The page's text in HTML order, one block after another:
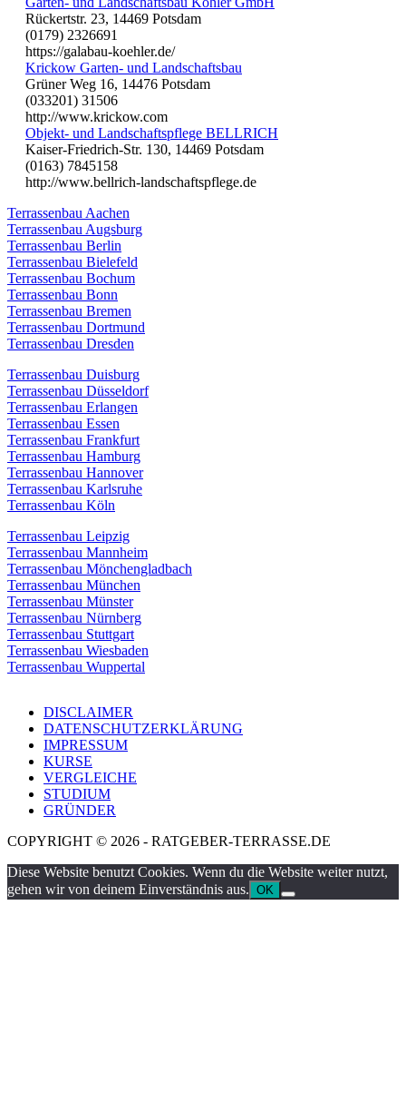
Rückertstr. 23, 14469 Potsdam
(0179) 2326691
https://galabau-koehler.de/
Krickow Garten- und Landschaftsbau
Grüner Weg 16, 14476 Potsdam
(033201) 31506
http://www.krickow.com
Objekt- und Landschaftspflege BELLRICH
Kaiser-Friedrich-Str. 130, 14469 Potsdam
(0163) 7845158
http://www.bellrich-landschaftspflege.de
Terrassenbau Aachen
Terrassenbau Augsburg
Terrassenbau Berlin
Terrassenbau Bielefeld
Terrassenbau Bochum
Terrassenbau Bonn
Terrassenbau Bremen
Terrassenbau Dortmund
Terrassenbau Dresden
Terrassenbau Duisburg
Terrassenbau Düsseldorf
Terrassenbau Erlangen
Terrassenbau Essen
Terrassenbau Frankfurt
Terrassenbau Hamburg
Terrassenbau Hannover
Terrassenbau Karlsruhe
Terrassenbau Köln
Terrassenbau Leipzig
Terrassenbau Mannheim
Terrassenbau Mönchengladbach
Terrassenbau München
Terrassenbau Münster
Terrassenbau Nürnberg
Terrassenbau Stuttgart
Terrassenbau Wiesbaden
Terrassenbau Wuppertal
DISCLAIMER
DATENSCHUTZERKLÄRUNG
IMPRESSUM
KURSE
VERGLEICHE
STUDIUM
GRÜNDER
COPYRIGHT © 2026 - RATGEBER-TERRASSE.DE
Diese Website benutzt Cookies. Wenn du die Website weiter nutzt,
gehen wir von deinem Einverständnis aus. OK